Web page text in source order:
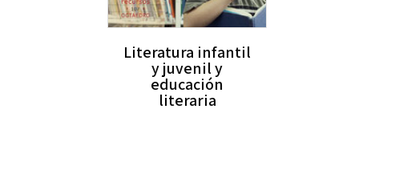
Literatura infantil
y juvenil y
educación
literaria